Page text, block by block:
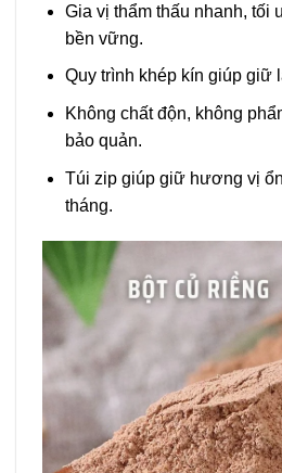
Gia vị thẩm thấu nhanh, tối
bền vững.
Quy trình khép kín giúp giữ
Không chất độn, không
bảo quản.
Túi zip giúp giữ hương vị
tháng.